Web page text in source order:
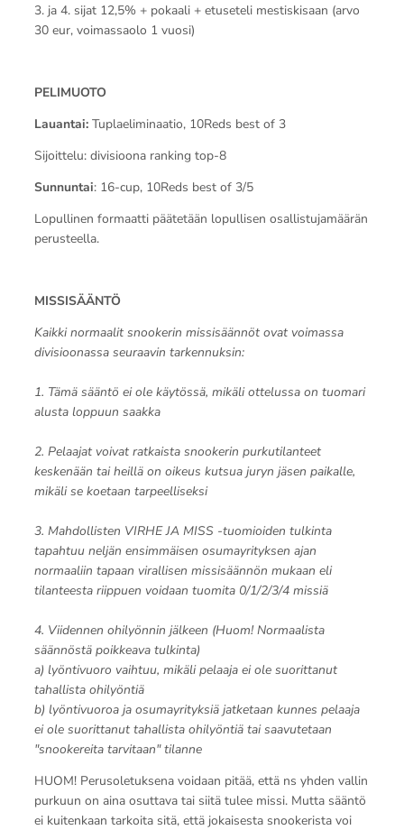
3. ja 4. sijat 12,5% + pokaali + etuseteli mestiskisaan (arvo
30 eur, voimassaolo 1 vuosi)
PELIMUOTO
Lauantai: Tuplaeliminaatio, 10Reds best of 3
Sijoittelu: divisioona ranking top-8
Sunnuntai: 16-cup, 10Reds best of 3/5
Lopullinen formaatti päätetään lopullisen osallistujamäärän
perusteella.
MISSISÄÄNTÖ
Kaikki normaalit snookerin missisäännöt ovat voimassa
divisioonassa seuraavin tarkennuksin:
1. Tämä sääntö ei ole käytössä, mikäli ottelussa on tuomari
alusta loppuun saakka
2. Pelaajat voivat ratkaista snookerin purkutilanteet
keskenään tai heillä on oikeus kutsua juryn jäsen paikalle,
mikäli se koetaan tarpeelliseksi
3. Mahdollisten VIRHE JA MISS -tuomioiden tulkinta
tapahtuu neljän ensimmäisen osumayrityksen ajan
normaaliin tapaan virallisen missisäännön mukaan eli
tilanteesta riippuen voidaan tuomita 0/1/2/3/4 missiä
4. Viidennen ohilyönnin jälkeen (Huom! Normaalista
säännöstä poikkeava tulkinta)
a) lyöntivuoro vaihtuu, mikäli pelaaja ei ole suorittanut
tahallista ohilyöntiä
b) lyöntivuoroa ja osumayrityksiä jatketaan kunnes pelaaja
ei ole suorittanut tahallista ohilyöntiä tai saavutetaan
"snookereita tarvitaan" tilanne
HUOM! Perusoletuksena voidaan pitää, että ns yhden vallin
purkuun on aina osuttava tai siitä tulee missi. Mutta sääntö
ei kuitenkaan tarkoita sitä, että jokaisesta snookerista voi